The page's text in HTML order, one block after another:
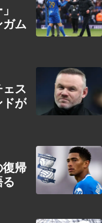
ム
ス
が
帰